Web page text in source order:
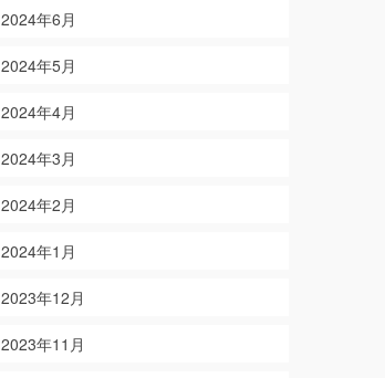
2024年6月
2024年5月
2024年4月
2024年3月
2024年2月
2024年1月
2023年12月
2023年11月